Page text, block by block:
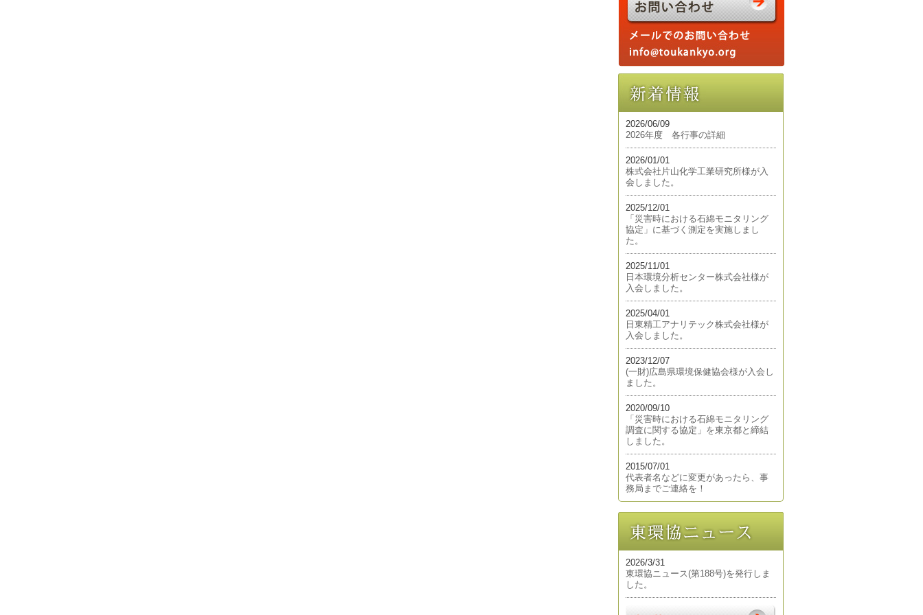
2026/06/09
2026年度 各行事の詳細
2026/01/01
株式会社片山化学工業研究所様が入
会しました。
2025/12/01
「災害時における石綿モニタリング
協定」に基づく測定を実施しまし
た。
2025/11/01
日本環境分析センター株式会社様が
入会しました。
2025/04/01
日東精工アナリテック株式会社様が
入会しました。
2023/12/07
(一財)広島県環境保健協会様が入会し
ました。
2020/09/10
「災害時における石綿モニタリング
調査に関する協定」を東京都と締結
しました。
2015/07/01
代表者名などに変更があったら、事
務局までご連絡を！
2026/3/31
東環協ニュース(第188号)を発行しま
した。